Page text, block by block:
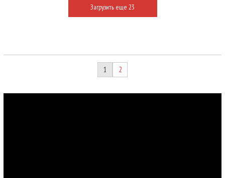
Загрузить еще 23
1 2